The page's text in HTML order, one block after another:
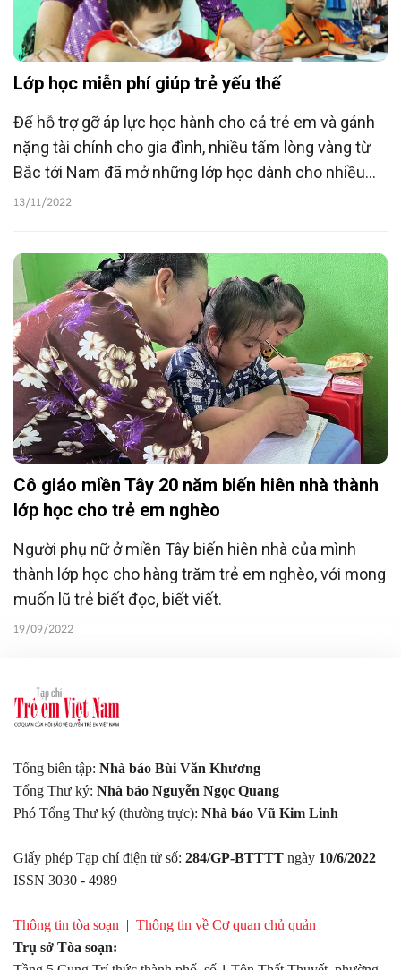
Lớp học miễn phí giúp trẻ yếu thế
Để hỗ trợ gỡ áp lực học hành cho cả trẻ em và gánh
nặng tài chính cho gia đình, nhiều tấm lòng vàng từ
Bắc tới Nam đã mở những lớp học dành cho nhiều
đối tượng, giúp cho trẻ được giáo dục cả về kiến
13/11/2022
Cô giáo miền Tây 20 năm biến hiên nhà thành
lớp học cho trẻ em nghèo
Người phụ nữ ở miền Tây biến hiên nhà của mình
thành lớp học cho hàng trăm trẻ em nghèo, với mong
muốn lũ trẻ biết đọc, biết viết.
19/09/2022
Tổng biên tập: Nhà báo Bùi Văn Khương
Tổng Thư ký: Nhà báo Nguyễn Ngọc Quang
Phó Tổng Thư ký (thường trực): Nhà báo Vũ Kim Linh
Giấy phép Tạp chí điện tử số: 284/GP-BTTTT ngày 10/6/2022
ISSN 3030 - 4989
Thông tin tòa soạn | Thông tin về Cơ quan chủ quản
Trụ sở Tòa soạn: